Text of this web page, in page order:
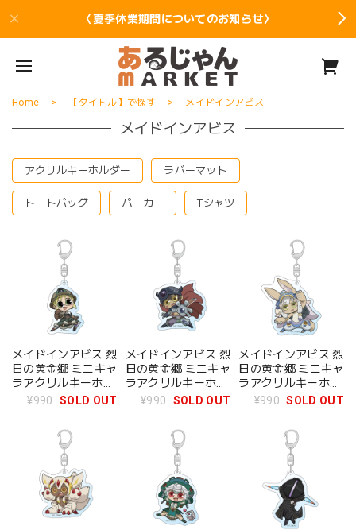
〈夏季休業期間についてのお知らせ〉
Home 【タイトル】で探す メイドインアビス
メイドインアビス
アクリルキーホルダー ラバーマット
トートバッグ パーカー Tシャツ
メイドインアビス 烈
日の黄金郷 ミニキャ
ラアクリルキーホル
ダー(リコ)
¥990 SOLD OUT
メイドインアビス 烈
日の黄金郷 ミニキャ
ラアクリルキーホル
ダー(レグ)
¥990 SOLD OUT
メイドインアビス 烈
日の黄金郷 ミニキャ
ラアクリルキーホル
ダー(ナナチ)
¥990 SOLD OUT